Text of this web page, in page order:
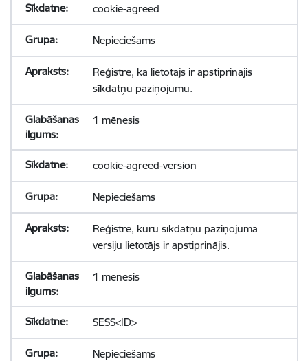
cookie-agreed
Nepieciešams
Reģistrē, ka lietotājs ir apstiprinājis
sīkdatņu paziņojumu.
1 mēnesis
cookie-agreed-version
Nepieciešams
Reģistrē, kuru sīkdatņu paziņojuma
versiju lietotājs ir apstiprinājis.
1 mēnesis
SESS<ID>
Nepieciešams